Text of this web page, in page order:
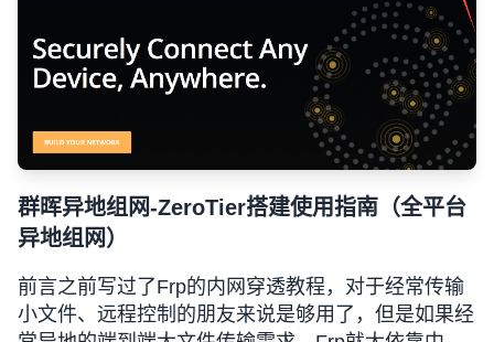
群晖异地组网-ZeroTier搭建使用指南（全平台
异地组网）
前言之前写过了Frp的内网穿透教程，对于经常传输
小文件、远程控制的朋友来说是够用了，但是如果经